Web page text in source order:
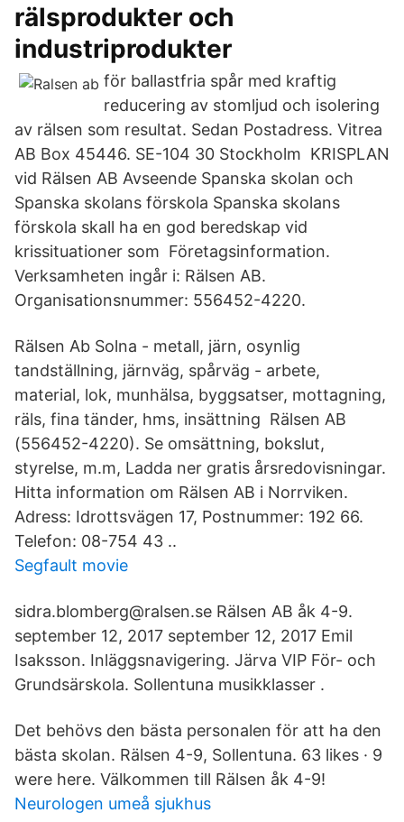
rälsprodukter och
industriprodukter
för ballastfria spår med kraftig
reducering av stomljud och isolering
av rälsen som resultat. Sedan Postadress. Vitrea
AB Box 45446. SE-104 30 Stockholm KRISPLAN
vid Rälsen AB Avseende Spanska skolan och
Spanska skolans förskola Spanska skolans
förskola skall ha en god beredskap vid
krissituationer som Företagsinformation.
Verksamheten ingår i: Rälsen AB.
Organisationsnummer: 556452-4220.
Rälsen Ab Solna - metall, järn, osynlig
tandställning, järnväg, spårväg - arbete,
material, lok, munhälsa, byggsatser, mottagning,
räls, fina tänder, hms, insättning Rälsen AB
(556452-4220). Se omsättning, bokslut,
styrelse, m.m, Ladda ner gratis årsredovisningar.
Hitta information om Rälsen AB i Norrviken.
Adress: Idrottsvägen 17, Postnummer: 192 66.
Telefon: 08-754 43 ..
Segfault movie
sidra.blomberg@ralsen.se Rälsen AB åk 4-9.
september 12, 2017 september 12, 2017 Emil
Isaksson. Inläggsnavigering. Järva VIP För- och
Grundsärskola. Sollentuna musikklasser .
Det behövs den bästa personalen för att ha den
bästa skolan. Rälsen 4-9, Sollentuna. 63 likes · 9
were here. Välkommen till Rälsen åk 4-9!
Neurologen umeå sjukhus